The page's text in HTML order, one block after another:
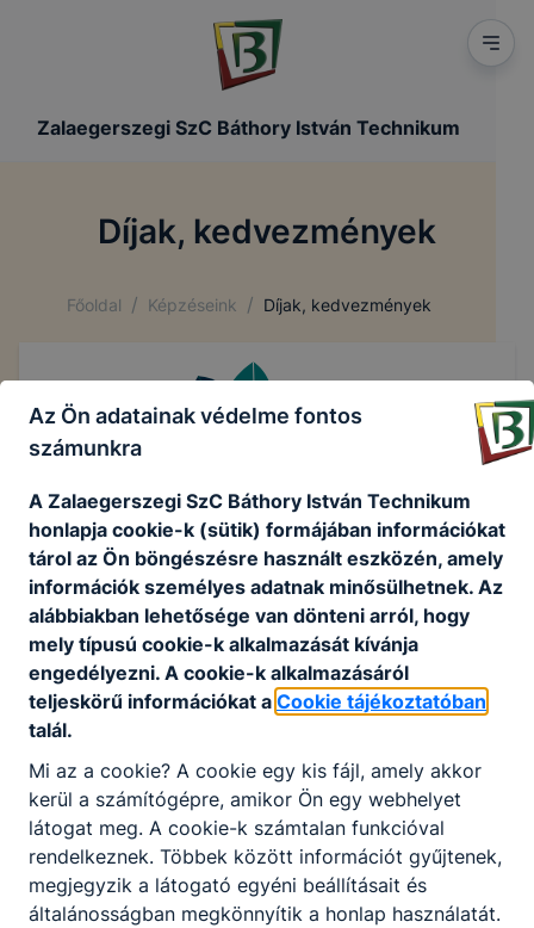
Zalaegerszegi SzC Báthory István Technikum
Díjak, kedvezmények
Főoldal / Képzéseink / Díjak, kedvezmények
Térítési díjak
Feltöltés alatt...
Partnereink
Az Ön adatainak védelme fontos
számunkra
A Zalaegerszegi SzC Báthory István Technikum
honlapja cookie-k (sütik) formájában információkat
tárol az Ön böngészésre használt eszközén, amely
információk személyes adatnak minősülhetnek. Az
alábbiakban lehetősége van dönteni arról, hogy
mely típusú cookie-k alkalmazását kívánja
engedélyezni. A cookie-k alkalmazásáról
teljeskörű információkat a Cookie tájékoztatóban
talál.
Mi az a cookie? A cookie egy kis fájl, amely akkor
kerül a számítógépre, amikor Ön egy webhelyet
látogat meg. A cookie-k számtalan funkcióval
rendelkeznek. Többek között információt gyűjtenek,
megjegyzik a látogató egyéni beállításait és
általánosságban megkönnyítik a honlap használatát.